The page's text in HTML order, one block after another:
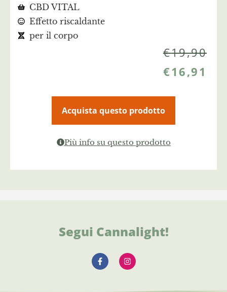
CBD VITAL
Effetto riscaldante
per il corpo
€19,90
€16,91
Acquista questo prodotto
Più info su questo prodotto
Segui Cannalight!